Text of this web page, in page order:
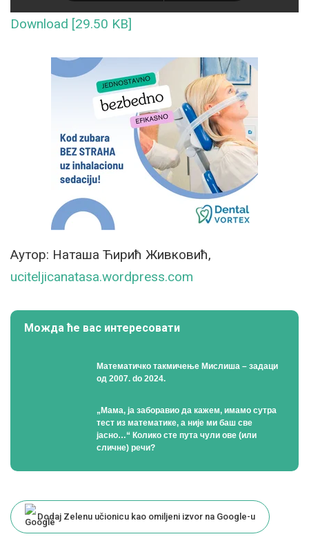
Download [29.50 KB]
Аутор: Наташа Ћирић Живковић,
uciteljicanatasa.wordpress.com
Можда ће вас интересовати
Математичко такмичење Мислиша – задаци
од 2007. do 2024.
„Мама, ја заборавио да кажем, имамо сутра
тест из математике, а није ми баш све
јасно…“ Колико сте пута чули ове (или
сличне) речи?
Dodaj Zelenu učionicu kao omiljeni izvor na Google-u